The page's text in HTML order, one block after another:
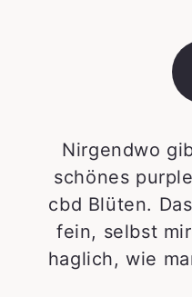
Nirgendwo
schönes
cbd Blüten.
fein, selbst
haglich, wie